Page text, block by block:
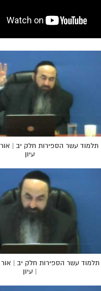
תלמוד עשר הספירות חלק יב |
עיון
תלמוד עשר הספירות חלק יב | אור
| עיון